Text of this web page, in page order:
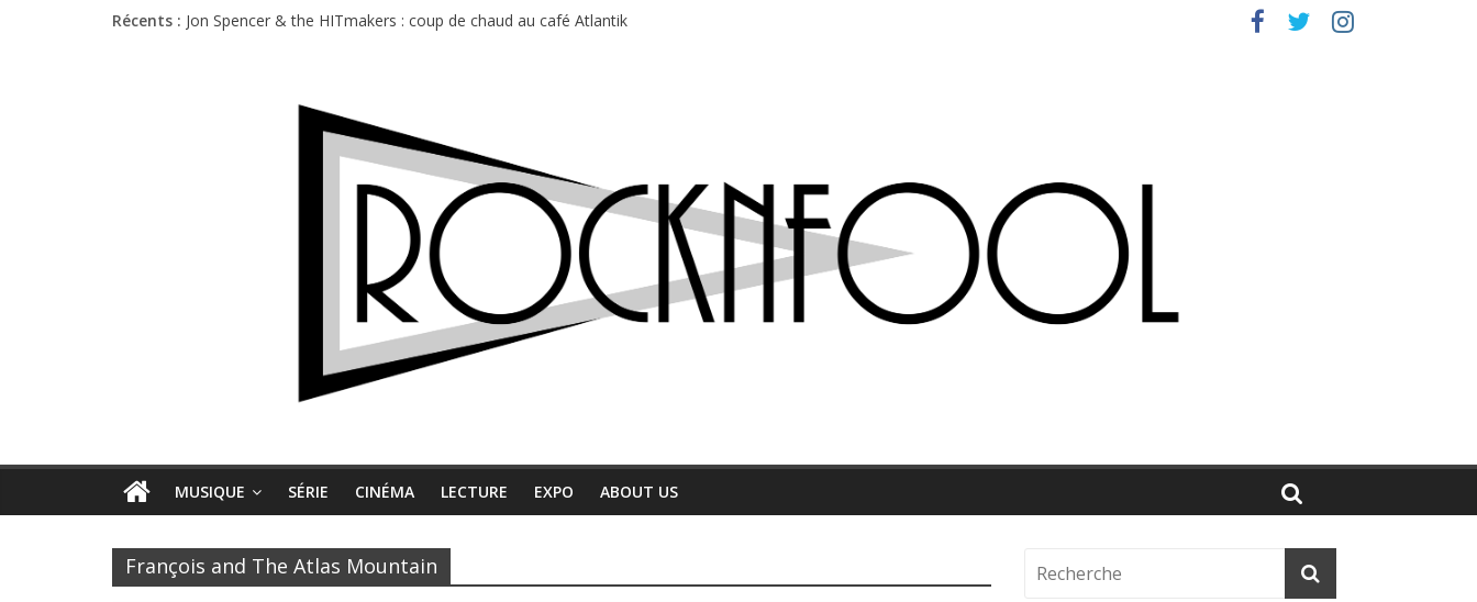
Récents : Jon Spencer & the HITmakers : coup de chaud au café Atlantik
Charlie Puth à l’Olympia : la leçon de pop du Professeur Puth
MUSIQUE SÉRIE CINÉMA LECTURE EXPO ABOUT US
François and The Atlas Mountain